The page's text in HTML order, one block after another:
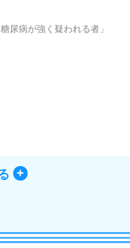
尿病が強く疑われる者」